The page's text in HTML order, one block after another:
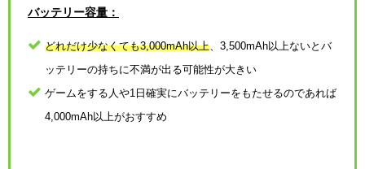
バッテリー容量：
どれだけ少なくても3,000mAh以上 、3,500mAh以上ないとバ
ッテリーの持ちに不満が出る可能性が大きい
ゲームをする人や1日確実にバッテリーをもたせるのであれば
4,000mAh以上がおすすめ